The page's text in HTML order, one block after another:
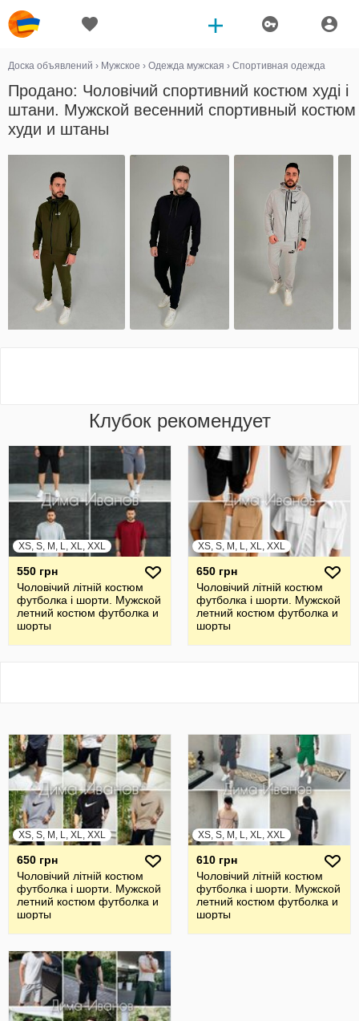
Доска объявлений › Мужское › Одежда мужская › Спортивная одежда
Продано: Чоловічий спортивний костюм худі і
штани. Мужской весенний спортивный костюм
худи и штаны
Клубок рекомендует
XS, S, M, L, XL, XXL
550 грн
Чоловічий літній костюм
футболка і шорти. Мужской
летний костюм футболка и
шорты
XS, S, M, L, XL, XXL
650 грн
Чоловічий літній костюм
футболка і шорти. Мужской
летний костюм футболка и
шорты
XS, S, M, L, XL, XXL
650 грн
Чоловічий літній костюм
футболка і шорти. Мужской
летний костюм футболка и
шорты
XS, S, M, L, XL, XXL
610 грн
Чоловічий літній костюм
футболка і шорти. Мужской
летний костюм футболка и
шорты